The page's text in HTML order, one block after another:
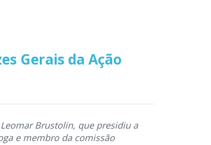
Gerais da Ação
Brustolin, que presidiu a
e membro da comissão